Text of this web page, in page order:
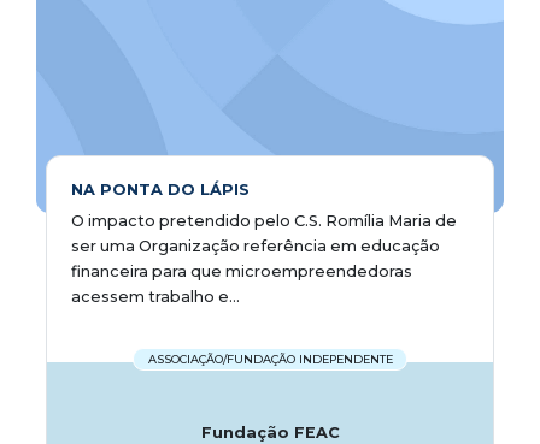
NA PONTA DO LÁPIS
O impacto pretendido pelo C.S. Romília Maria de
ser uma Organização referência em educação
financeira para que microempreendedoras
acessem trabalho e...
ASSOCIAÇÃO/FUNDAÇÃO INDEPENDENTE
Fundação FEAC